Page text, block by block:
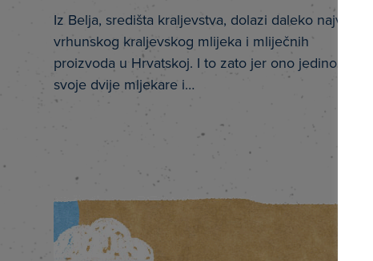
Iz Belja, središta kraljevstva, dolazi daleko najviše
vrhunskog kraljevskog mlijeka i mliječnih
proizvoda u Hrvatskoj. I to zato jer ono jedino ima
svoje dvije mljekare i…